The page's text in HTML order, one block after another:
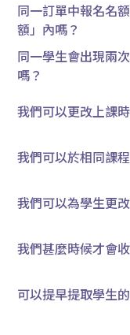
同一訂單中報名名
額」內嗎？
同一學生會出現兩
嗎？
我們可以更改上課
我們可以於相同課
我們可以為學生更
我們甚麼時候才會
可以提早提取學生